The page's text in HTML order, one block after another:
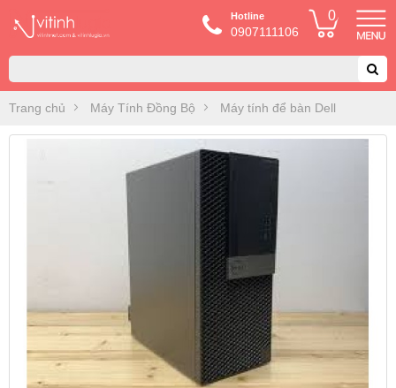
Hotline
0907111106
0
Trang chủ Máy Tính Đồng Bộ Máy tính để bàn Dell